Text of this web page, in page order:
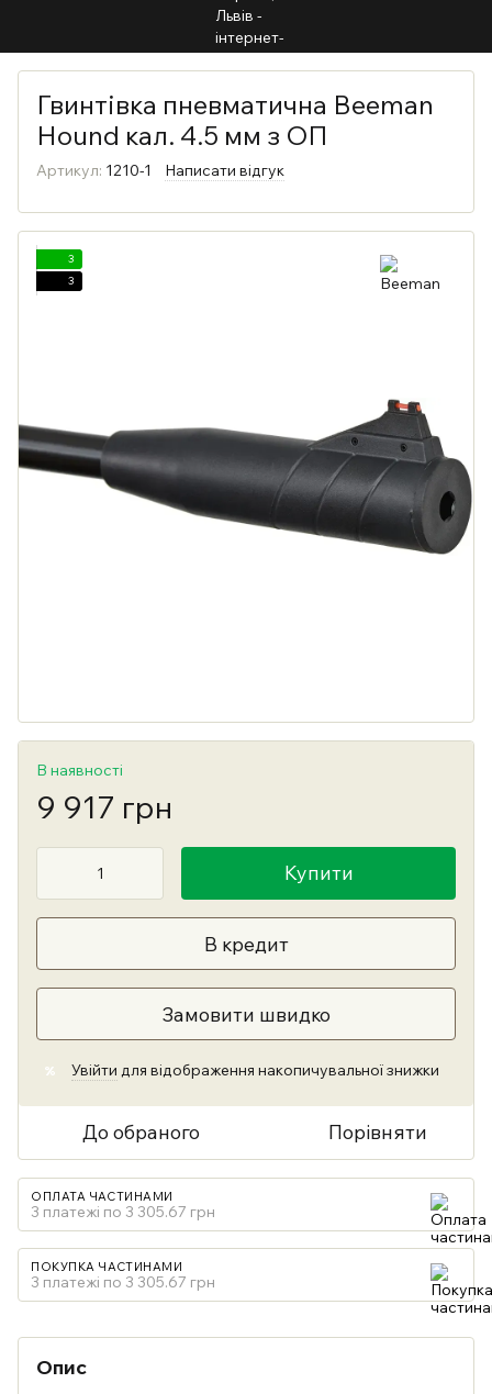
Гвинтівка пневматична Beeman
Hound кал. 4.5 мм з ОП
Артикул: 1210-1 Написати відгук
3
3
В наявності
9 917 грн
Купити
В кредит
Замовити швидко
% Увійти для відображення накопичувальної знижки
До обраного Порівняти
ОПЛАТА ЧАСТИНАМИ
3 платежі по 3 305.67 грн
ПОКУПКА ЧАСТИНАМИ
3 платежі по 3 305.67 грн
Опис